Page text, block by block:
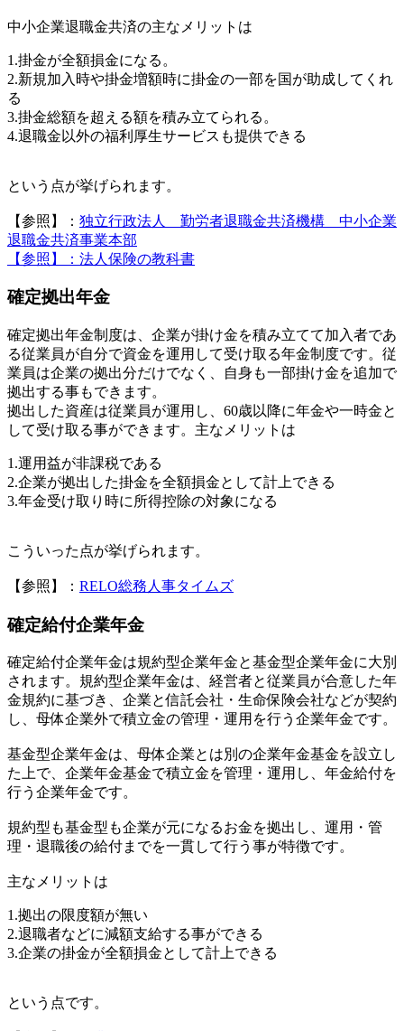
中小企業退職金共済の主なメリットは
1.掛金が全額損金になる。
2.新規加入時や掛金増額時に掛金の一部を国が助成してくれ
る
3.掛金総額を超える額を積み立てられる。
4.退職金以外の福利厚生サービスも提供できる
という点が挙げられます。
【参照】： 独立行政法人 勤労者退職金共済機構 中小企業
退職金共済事業本部
【参照】：法人保険の教科書
確定拠出年金
確定拠出年金制度は、企業が掛け金を積み立てて加入者であ
る従業員が自分で資金を運用して受け取る年金制度です。従
業員は企業の拠出分だけでなく、自身も一部掛け金を追加で
拠出する事もできます。
拠出した資産は従業員が運用し、60歳以降に年金や一時金と
して受け取る事ができます。主なメリットは
1.運用益が非課税である
2.企業が拠出した掛金を全額損金として計上できる
3.年金受け取り時に所得控除の対象になる
こういった点が挙げられます。
【参照】： RELO総務人事タイムズ
確定給付企業年金
確定給付企業年金は規約型企業年金と基金型企業年金に大別
されます。規約型企業年金は、経営者と従業員が合意した年
金規約に基づき、企業と信託会社・生命保険会社などが契約
し、母体企業外で積立金の管理・運用を行う企業年金です。
基金型企業年金は、母体企業とは別の企業年金基金を設立し
た上で、企業年金基金で積立金を管理・運用し、年金給付を
行う企業年金です。
規約型も基金型も企業が元になるお金を拠出し、運用・管
理・退職後の給付までを一貫して行う事が特徴です。
主なメリットは
1.拠出の限度額が無い
2.退職者などに減額支給する事ができる
3.企業の掛金が全額損金として計上できる
という点です。